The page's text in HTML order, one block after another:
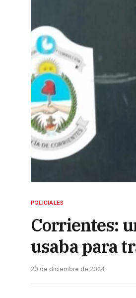
POLICIALES
Corrientes:
usaba para
20 de diciembre de 2024